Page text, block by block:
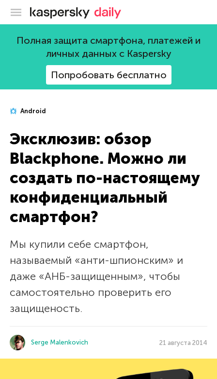
Блог Касперского
Полная защита смартфона, платежей и
личных данных с Kaspersky
Попробовать бесплатно
Android
Эксклюзив: обзор
Blackphone. Можно ли
создать по-настоящему
конфиденциальный
смартфон?
Мы купили себе смартфон,
называемый «анти-шпионским» и
даже «АНБ-защищенным», чтобы
самостоятельно проверить его
защищеность.
Serge Malenkovich 21 августа 2014